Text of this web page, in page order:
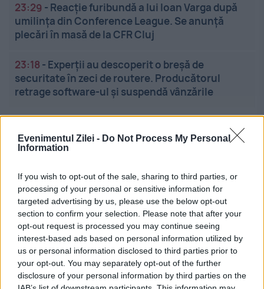
Evenimentul Zilei - Do Not Process My Personal
Information
If you wish to opt-out of the sale, sharing to third parties, or
processing of your personal or sensitive information for
targeted advertising by us, please use the below opt-out
section to confirm your selection. Please note that after your
opt-out request is processed you may continue seeing
interest-based ads based on personal information utilized by
us or personal information disclosed to third parties prior to
your opt-out. You may separately opt-out of the further
disclosure of your personal information by third parties on the
23:29 - Reacție furibundă a lui Ioan Varga după
umilința din Conference League. Se anunță
plecări în masă de la CFR Cluj
23:18 - Experții au descoperit o breșă de
securitate în zeci de routere. Producătorul
retrage software-ul și suspendă vânzările
Cel mai bun portal de stiri!
Evenimentul Zilei este o publicație multimedia, dedicată
celor care apreciază știrile corecte, obiective și
Linkuri utile